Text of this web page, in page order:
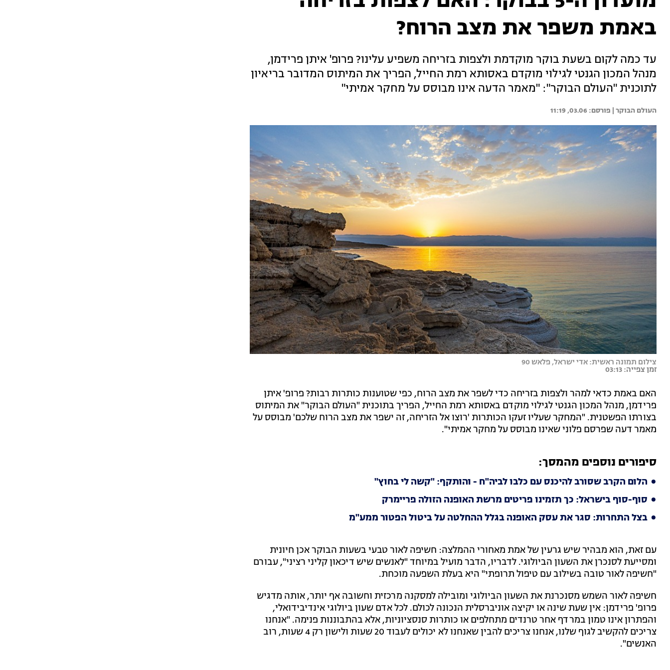
באמת משפר את מצב הרוח?
עד כמה לקום בשעת בוקר מוקדמת ולצפות בזריחה משפיע עלינו? פרופ' איתן פרידמן,
מנהל המכון הגנטי לגילוי מוקדם באסותא רמת החייל, הפריך את המיתוס המדובר בריאיון
לתוכנית "העולם הבוקר": "מאמר הדעה אינו מבוסס על מחקר אמיתי"
העולם הבוקר | 03.06, 11:19
צילום תמונה ראשית: אדי ישראל, פלאש 90
זמן צפייה: 03:13
האם באמת כדאי למהר ולצפות בזריחה כדי לשפר את מצב הרוח, כפי שטוענות כותרות רבות? פרופ' איתן
פרידמן, מנהל המכון הגנטי לגילוי מוקדם באסותא רמת החייל, הפריך בתוכנית "העולם הבוקר" את המיתוס
בצורתו הפשטנית. "המחקר שעליו זעקו הכותרות 'רוצו אל הזריחה, זה ישפר את מצב הרוח שלכם' מבוסס על
מאמר דעה שפרסם פלוני שאינו מבוסס על מחקר אמיתי".
סיפורים נוספים מהמסך:
הלום הקרב שסורב להיכנס עם כלבו לביה"ח - והותקף: "קשה לי בחוץ"
סוף-סוף בישראל: כך תזמינו פריטים מרשת האופנה הזולה פריימרק
בצל התחרות: סגר את עסק האופנה בגלל ההחלטה על ביטול הפטור ממע"מ
עם זאת, הוא מבהיר שיש גרעין של אמת מאחורי ההמלצה: חשיפה לאור טבעי בשעות הבוקר אכן חיונית
ומסייעת לסנכרן את השעון הביולוגי. לדבריו, הדבר מועיל במיוחד "לאנשים שיש דיכאון קליני רציני", עבורם
"חשיפה לאור טובה בשילוב עם טיפול תרופתי" היא בעלת השפעה מוכחת.
חשיפה לאור השמש מסנכרנת את השעון הביולוגי ומובילה למסקנה מרכזית וחשובה אף יותר, אותה מדגיש
פרופ' פרידמן: אין שעת שינה או יקיצה אוניברסלית הנכונה לכולם. לכל אדם שעון ביולוגי אינדיבידואלי,
והפתרון אינו טמון במרדף אחר טרנדים מתחלפים או כותרות סנסציוניות, אלא בהתבוננות פנימה. "אנחנו
צריכים להקשיב לגוף שלנו, אנחנו צריכים להבין שאנחנו לא יכולים לעבוד 20 שעות ולישון רק 4 שעות, רוב
האנשים".